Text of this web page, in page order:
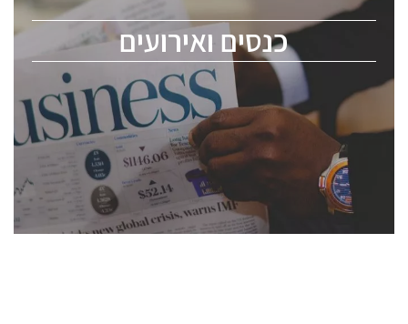
כנסים ואירועים
מומחים מקצועיים ובכירים.
ChipEx2026 will be held on May 12-13, 2026. The
conference is intended for everyone involved in the
semiconductor industry, including engineers,
professional experts, and senior executives.
לחץ לפרטים